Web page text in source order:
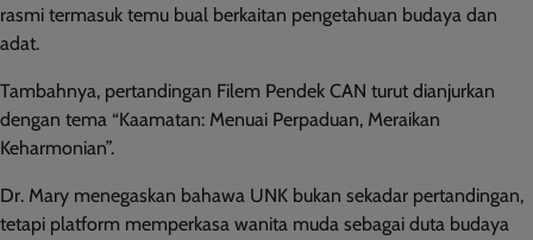
rasmi termasuk temu bual berkaitan pengetahuan budaya dan
adat.
Tambahnya, pertandingan Filem Pendek CAN turut dianjurkan
dengan tema “Kaamatan: Menuai Perpaduan, Meraikan
Keharmonian”.
Dr. Mary menegaskan bahawa UNK bukan sekadar pertandingan,
tetapi platform memperkasa wanita muda sebagai duta budaya